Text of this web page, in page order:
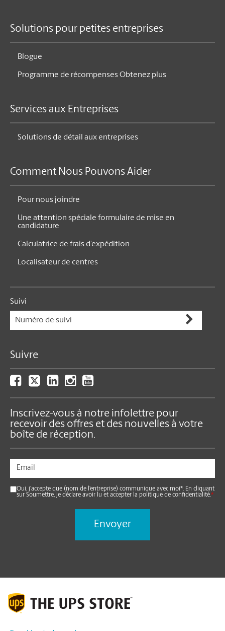
Solutions pour petites entreprises
Blogue
Programme de récompenses Obtenez plus
Services aux Entreprises
Solutions de détail aux entreprises
Comment Nous Pouvons Aider
Pour nous joindre
Une attention spéciale formulaire de mise en
candidature
Calculatrice de frais d’expédition
Localisateur de centres
Suivi
Suivre
Inscrivez-vous à notre infolettre pour
recevoir des offres et des nouvelles à votre
boîte de réception.
Oui, j’accepte que (nom de l’entreprise) communique avec moi*. En cliquant
sur Soumettre, je déclare avoir lu et accepter la politique de confidentialité.*